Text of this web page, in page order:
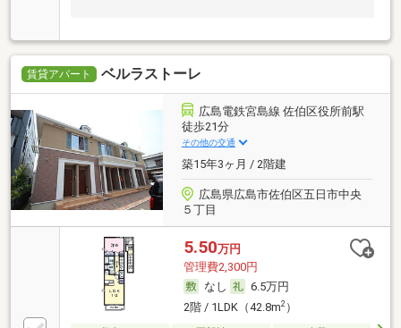
賃貸アパート ベルラストーレ
広島電鉄宮島線 佐伯区役所前駅
徒歩21分
その他の交通
築15年3ヶ月 / 2階建
広島県広島市佐伯区五日市中央
５丁目
5.50万円
管理費2,300円
なし
6.5万円
2階 / 1LDK（42.8m2）